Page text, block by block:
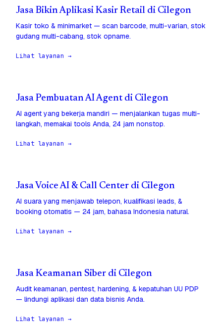
Jasa Bikin Aplikasi Kasir Retail di Cilegon
Kasir toko & minimarket — scan barcode, multi-varian, stok
gudang multi-cabang, stok opname.
Lihat layanan →
Jasa Pembuatan AI Agent di Cilegon
AI agent yang bekerja mandiri — menjalankan tugas multi-
langkah, memakai tools Anda, 24 jam nonstop.
Lihat layanan →
Jasa Voice AI & Call Center di Cilegon
AI suara yang menjawab telepon, kualifikasi leads, &
booking otomatis — 24 jam, bahasa Indonesia natural.
Lihat layanan →
Jasa Keamanan Siber di Cilegon
Audit keamanan, pentest, hardening, & kepatuhan UU PDP
— lindungi aplikasi dan data bisnis Anda.
Lihat layanan →